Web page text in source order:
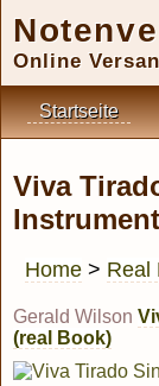
Online
Startseite
Viva
Home > Real
Gerald Wilson
(real Book)